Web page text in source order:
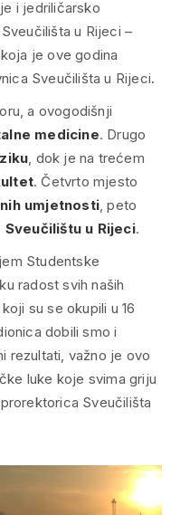
i jedriličarsko
u Rijeci –
je ove godina
Sveučilišta u Rijeci.
a ovogodišnji
medicine. Drugo
, dok je na trećem
. Četvrto mjesto
umjetnosti, peto
Sveučilištu u Rijeci.
Studentske
radost svih naših
su se okupili u 16
dobili smo i
rezultati, važno je ovo
luke koje svima griju
Sveučilišta